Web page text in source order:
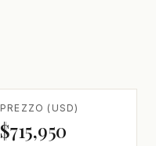
PREZZO (USD)
$715,950